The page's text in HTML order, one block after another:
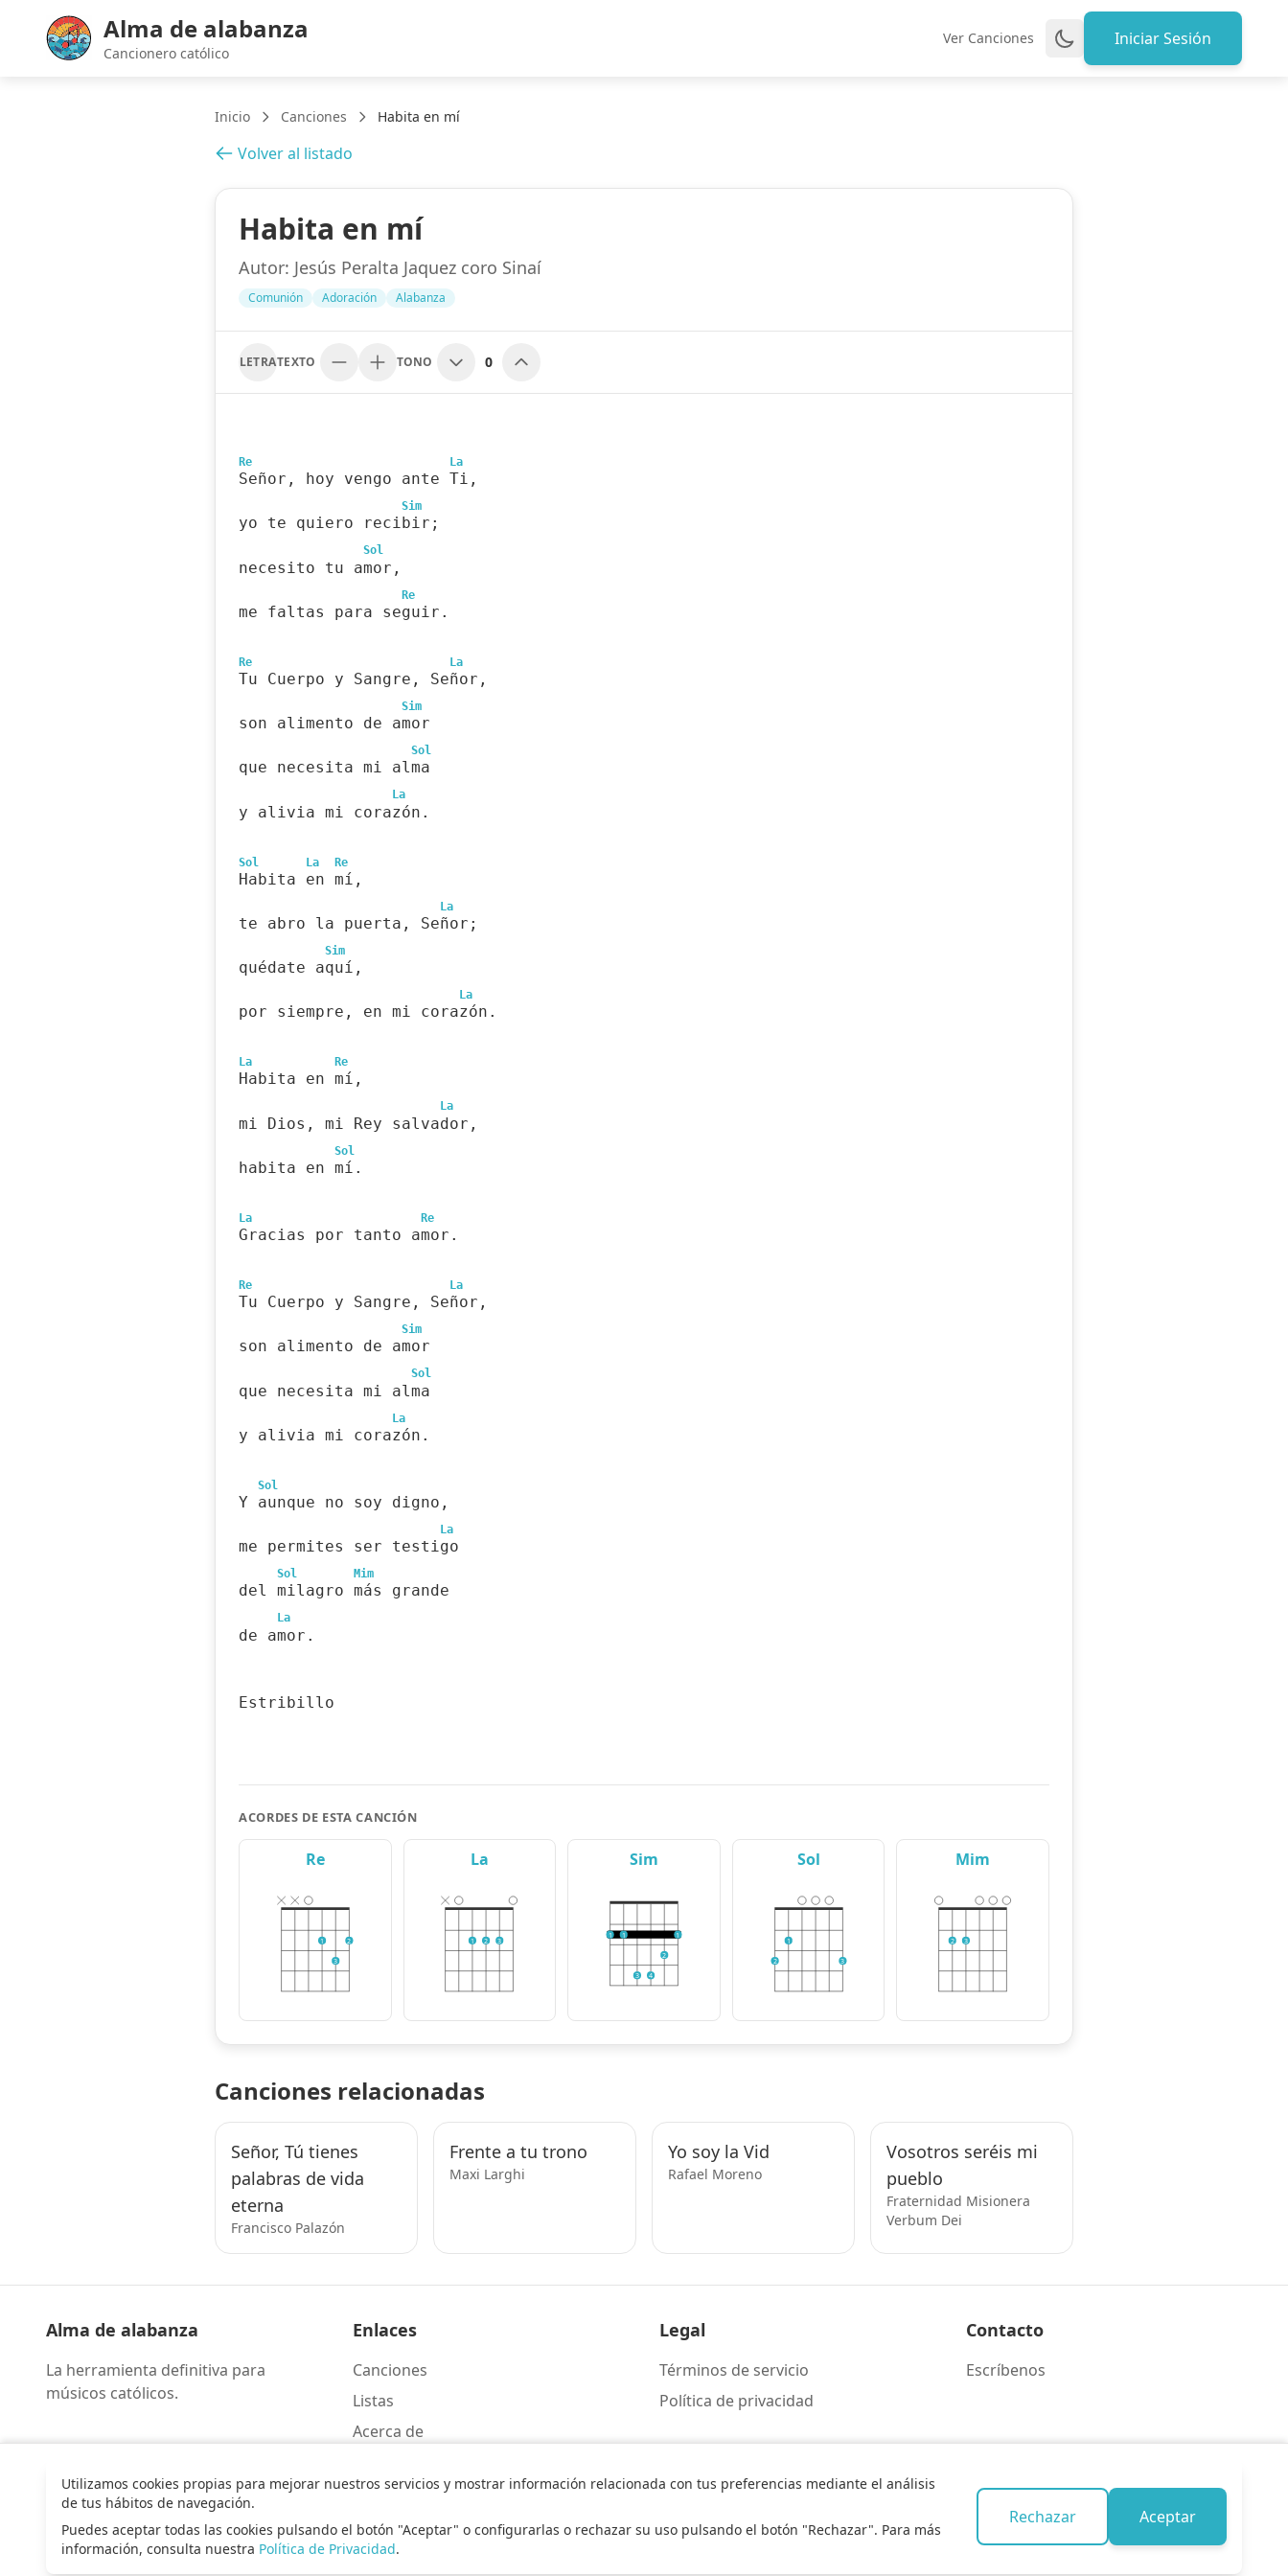
Alma de alabanza
Cancionero católico
Ver Canciones Iniciar Sesión
Inicio Canciones Habita en mí
Volver al listado
Habita en mí
Autor: Jesús Peralta Jaquez coro Sinaí
Comunión Adoración Alabanza
LETRATEXTO TONO 0
Re La
Señor, hoy vengo ante Ti,
Sim
yo te quiero recibir;
Sol
necesito tu amor,
Re
me faltas para seguir.
Re La
Tu Cuerpo y Sangre, Señor,
Sim
son alimento de amor
Sol
que necesita mi alma
La
y alivia mi corazón.
Sol La Re
Habita en mí,
La
te abro la puerta, Señor;
Sim
quédate aquí,
La
por siempre, en mi corazón.
La Re
Habita en mí,
La
mi Dios, mi Rey salvador,
Sol
habita en mí.
La Re
Gracias por tanto amor.
Re La
Tu Cuerpo y Sangre, Señor,
Sim
son alimento de amor
Sol
que necesita mi alma
La
y alivia mi corazón.
Sol
Y aunque no soy digno,
La
me permites ser testigo
Sol Mim
del milagro más grande
La
de amor.
Estribillo
ACORDES DE ESTA CANCIÓN
Re
1
3
2
La
1 2 3
Sim
1 1
3 4
2
1
Sol
2
1
3
Mim
2 3
Canciones relacionadas
Señor, Tú tienes
palabras de vida
eterna
Francisco Palazón
Frente a tu trono
Maxi Larghi
Yo soy la Vid
Rafael Moreno
Vosotros seréis mi
pueblo
Fraternidad Misionera
Verbum Dei
Alma de alabanza
La herramienta definitiva para
músicos católicos.
Enlaces
Canciones
Listas
Acerca de
Legal
Términos de servicio
Política de privacidad
Contacto
Escríbenos
Utilizamos cookies propias para mejorar nuestros servicios y mostrar información relacionada con tus preferencias mediante el análisis
de tus hábitos de navegación.
Puedes aceptar todas las cookies pulsando el botón "Aceptar" o configurarlas o rechazar su uso pulsando el botón "Rechazar". Para más
información, consulta nuestra Política de Privacidad.
Rechazar Aceptar